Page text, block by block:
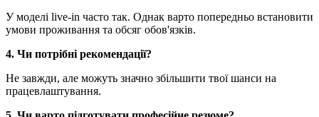
У моделі live-in часто так. Однак варто попередньо встановити
умови проживання та обсяг обов'язків.
4. Чи потрібні рекомендації?
Не завжди, але можуть значно збільшити твої шанси на
працевлаштування.